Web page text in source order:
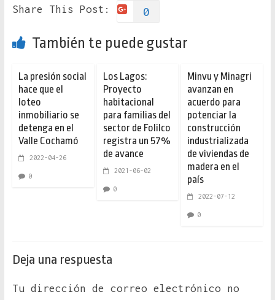
Share This Post: 0
También te puede gustar
La presión social
hace que el
loteo
inmobiliario se
detenga en el
Valle Cochamó
2022-04-26
0
Los Lagos:
Proyecto
habitacional
para familias del
sector de Folilco
registra un 57%
de avance
2021-06-02
0
Minvu y Minagri
avanzan en
acuerdo para
potenciar la
construcción
industrializada
de viviendas de
madera en el
país
2022-07-12
0
Deja una respuesta
Tu dirección de correo electrónico no